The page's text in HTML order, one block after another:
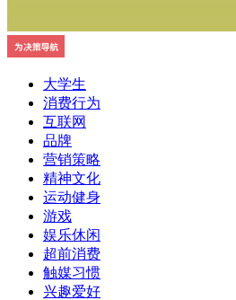
大学生
消费行为
互联网
品牌
营销策略
精神文化
运动健身
游戏
娱乐休闲
超前消费
触媒习惯
兴趣爱好